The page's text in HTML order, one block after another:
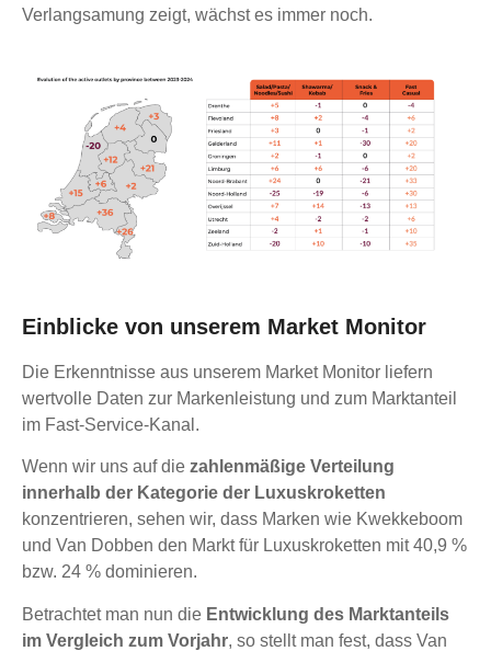
Verlangsamung zeigt, wächst es immer noch.
Einblicke von unserem Market Monitor
Die Erkenntnisse aus unserem Market Monitor liefern
wertvolle Daten zur Markenleistung und zum Marktanteil
im Fast-Service-Kanal.
Wenn wir uns auf die zahlenmäßige Verteilung
innerhalb der Kategorie der Luxuskroketten
konzentrieren, sehen wir, dass Marken wie Kwekkeboom
und Van Dobben den Markt für Luxuskroketten mit 40,9 %
bzw. 24 % dominieren.
Betrachtet man nun die Entwicklung des Marktanteils
im Vergleich zum Vorjahr, so stellt man fest, dass Van